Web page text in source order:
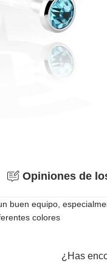
Opiniones de
buen equipo,
colores
¿Has